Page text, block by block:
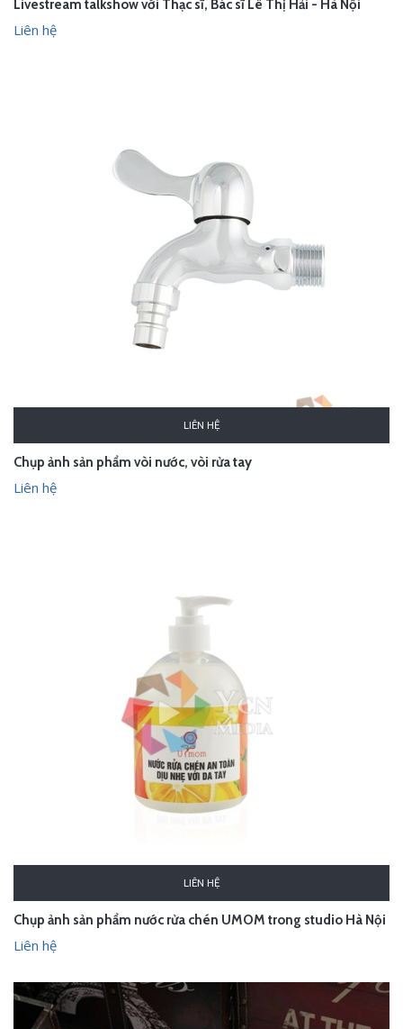
Livestream talkshow với Thạc sĩ, Bác sĩ Lê Thị Hải - Hà Nội
Liên hệ
LIÊN HỆ
Chụp ảnh sản phẩm vòi nước, vòi rửa tay
Liên hệ
LIÊN HỆ
Chụp ảnh sản phẩm nước rửa chén UMOM trong studio Hà Nội
Liên hệ